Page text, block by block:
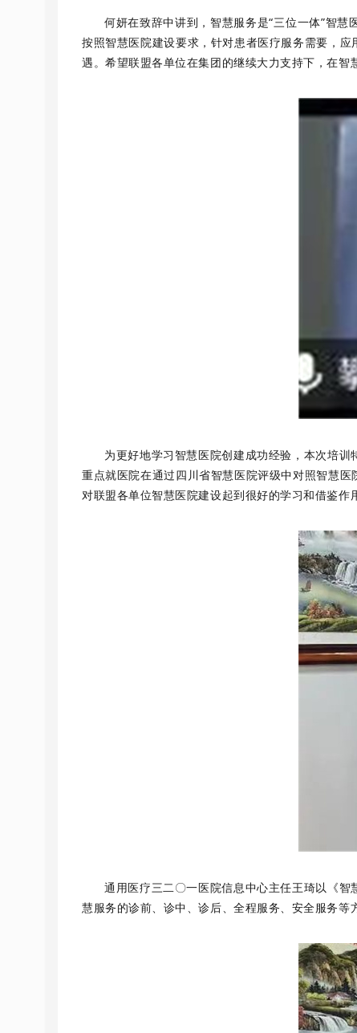
何妍在致辞中讲到，智慧服务是“三位一体”智
按照智慧医院建设要求，针对患者医疗服务需要，
遇。希望联盟各单位在集团的继续大力支持下，在智
为更好地学习智慧医院创建成功经验，本次培
重点就医院在通过四川省智慧医院评级中对照智慧
对联盟各单位智慧医院建设起到很好的学习和借鉴作
通用医疗三二〇一医院信息中心主任王琦以《
慧服务的诊前、诊中、诊后、全程服务、安全服务等